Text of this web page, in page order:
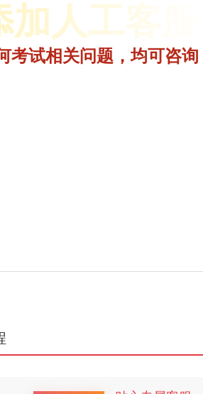
加人工客服
考试相关问题，均可咨询